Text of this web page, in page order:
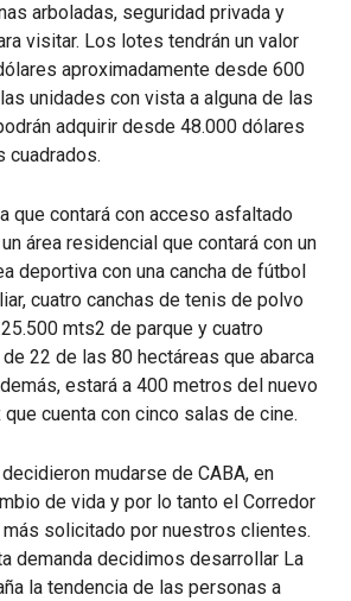
arboladas, seguridad privada y
visitar. Los lotes tendrán un valor
aproximadamente desde 600
unidades con vista a alguna de las
adquirir desde 48.000 dólares
cuadrados.
que contará con acceso asfaltado
área residencial que contará con un
deportiva con una cancha de fútbol
cuatro canchas de tenis de polvo
mts2 de parque y cuatro
de 22 de las 80 hectáreas que abarca
estará a 400 metros del nuevo
cuenta con cinco salas de cine.
mudarse de CABA, en
de vida y por lo tanto el Corredor
solicitado por nuestros clientes.
demanda decidimos desarrollar La
la tendencia de las personas a